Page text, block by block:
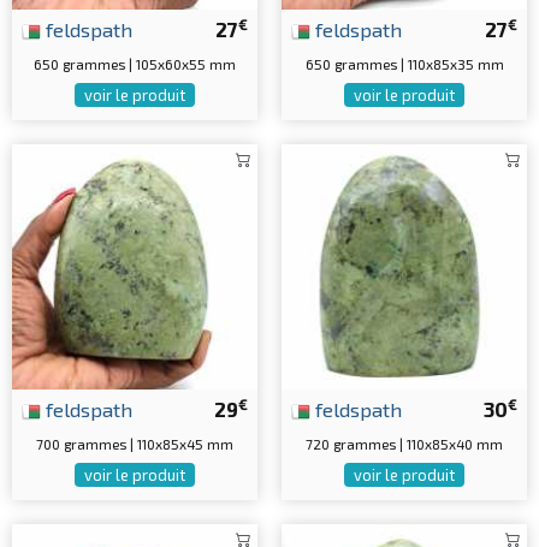
27€
feldspath
650 grammes | 105x60x55 mm
voir le produit
27€
feldspath
650 grammes | 110x85x35 mm
voir le produit
29€
feldspath
700 grammes | 110x85x45 mm
voir le produit
30€
feldspath
720 grammes | 110x85x40 mm
voir le produit